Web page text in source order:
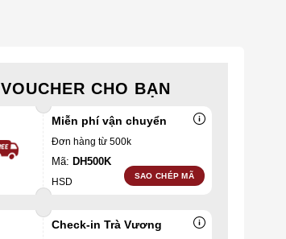
VOUCHER CHO BẠN
Miễn phí vận chuyển
Đơn hàng từ 500k
Mã: DH500K
HSD
SAO CHÉP MÃ
Check-in Trà Vương